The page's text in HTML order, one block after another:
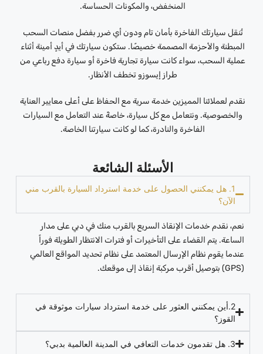
المنخفض، والمكونات الحساسة.
تُنقل سيارتك الفاخرة بأمان تام ودون أي ضرر بفضل منصات السحب
المبطنة والأحزمة المصممة خصيصًا. ستكون سيارتك في أيدٍ أمينة أثناء
عملية السحب، سواء كانت سيارة تجارية فاخرة أو سيارة دفع رباعي من
طراز إيسوزو تخطف الأنظار.
نقدم لعملائنا المميزين خدمة سرية مع الحفاظ على أعلى معايير العناية
والخصوصية. ونتعامل مع كل سيارة، خاصةً عند التعامل مع السيارات
الفاخرة والنادرة، كما لو كانت سيارتنا الخاصة.
الأسئلة الشائعة
1. هل يمكنني الحصول على خدمة استرداد السيارة بالقرب مني
الآن؟
نعم، نقدم خدمات الإنقاذ السريع بالقرب منك في دبي على مدار
الساعة. يتم القضاء على التأخيرات أو فترات الانتظار الطويلة فوراً
عندما يقوم نظام الإرسال المعتمد على نظام تحديد المواقع العالمي
(GPS) بتوصيل أقرب مركبة إنقاذ إلى موقعك.
2.أين يمكنني العثور على خدمة استرداد سيارات موثوقة في
القوز؟
3. هل تقدمون خدمات التعافي في المدينة العالمية بدبي؟